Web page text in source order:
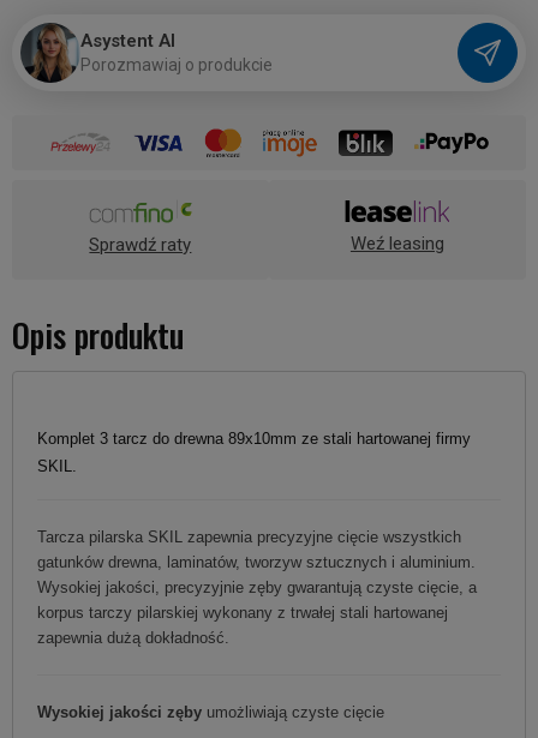
Asystent AI
Porozmawiaj o produkcie
Sprawdź raty Weź leasing
Opis produktu
Komplet 3 tarcz do drewna 89x10mm ze stali hartowanej firmy
SKIL.
Tarcza pilarska SKIL zapewnia precyzyjne cięcie wszystkich
gatunków drewna, laminatów, tworzyw sztucznych i aluminium.
Wysokiej jakości, precyzyjnie zęby gwarantują czyste cięcie, a
korpus tarczy pilarskiej wykonany z trwałej stali hartowanej
zapewnia dużą dokładność.
Wysokiej jakości zęby umożliwiają czyste cięcie